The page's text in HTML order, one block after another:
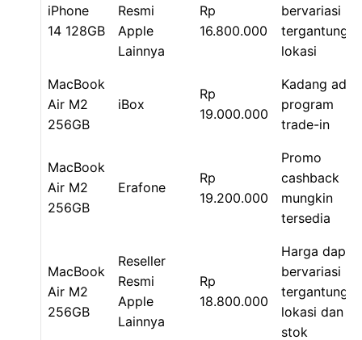
iPhone
14 128GB
Resmi
Apple
Lainnya
Rp
16.800.000
bervariasi
tergantung
lokasi
MacBook
Air M2
256GB
iBox
Rp
19.000.000
Kadang ada
program
trade-in
MacBook
Air M2
256GB
Erafone
Rp
19.200.000
Promo
cashback
mungkin
tersedia
MacBook
Air M2
256GB
Reseller
Resmi
Apple
Lainnya
Rp
18.800.000
Harga dapat
bervariasi
tergantung
lokasi dan
stok